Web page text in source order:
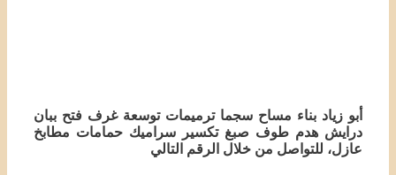
أبو زياد بناء مساح سجما ترميمات توسعة غرف فتح ببان
درايش هدم طوف صبغ تكسير سراميك حمامات مطابخ
عازل، للتواصل من خلال الرقم التالي